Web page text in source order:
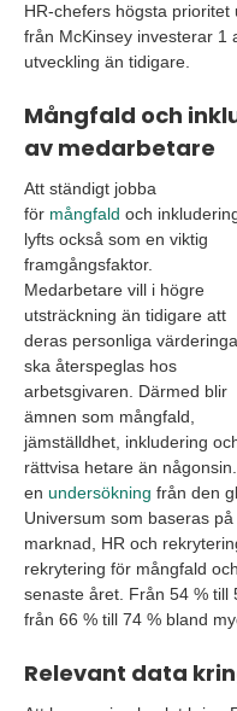
HR-chefers högsta
från McKinsey investerar 1
utveckling än tidigare.
Mångfald och
av medarbetare
Att ständigt jobba
för mångfald och
lyfts också som en viktig
framgångsfaktor.
Medarbetare vill i högre
utsträckning än tidigare att
deras personliga
ska återspeglas hos
arbetsgivaren. Därmed blir
ämnen som mångfald,
jämställdhet, inkludering
rättvisa hetare än
en undersökning från den
Universum som baseras
marknad, HR och
rekrytering för mångfald
senaste året. Från 54 % till
från 66 % till 74 % bland
Relevant data